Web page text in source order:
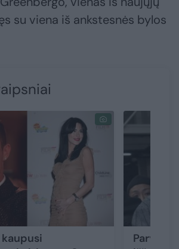
su viena iš ankstesnės bylos